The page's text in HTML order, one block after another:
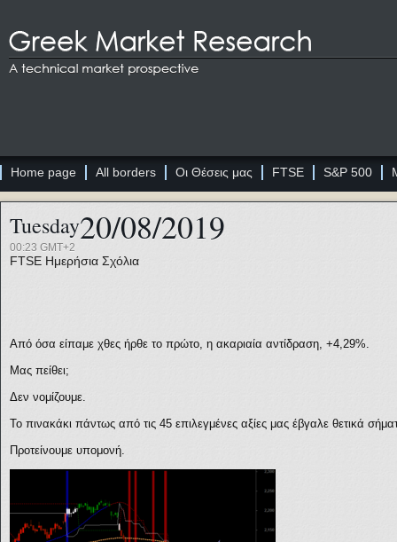
Home page All borders Οι Θέσεις μας FTSE S&P 500
Tuesday20/08/2019
00:23 GMT+2
FTSE Ημερήσια Σχόλια
Από όσα είπαμε χθες ήρθε το πρώτο, η ακαριαία αντίδραση, +4,29%.
Μας πείθει;
Δεν νομίζουμε.
Το πινακάκι πάντως από τις 45 επιλεγμένες αξίες μας έβγαλε θετικά
Προτείνουμε υπομονή.